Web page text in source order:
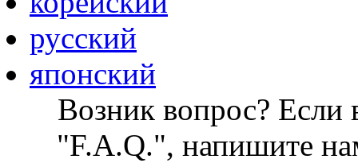
русский
японский
Возник вопрос? Если
"F.A.Q.", напишите